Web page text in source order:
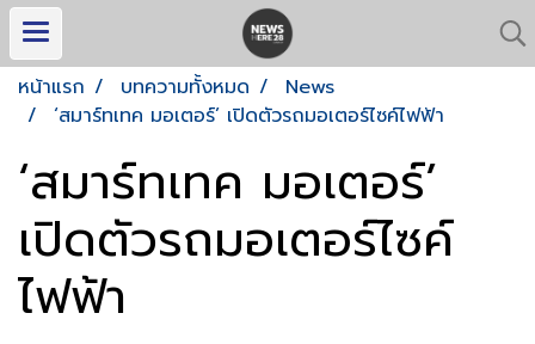
หน้าแรก บทความทั้งหมด
News
‘สมาร์ทเทค มอเตอร์’ เปิดตัวรถมอเตอร์ไซค์ไฟฟ้า
‘สมาร์ทเทค มอเตอร์’
เปิดตัวรถมอเตอร์ไซค์
ไฟฟ้า